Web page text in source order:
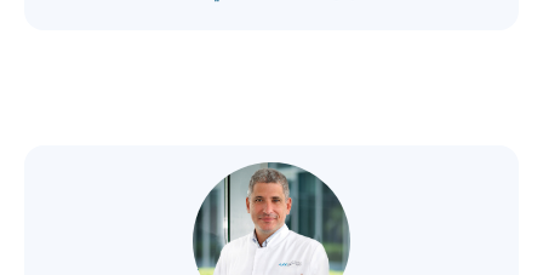
د. روبرت بفلوغماشر